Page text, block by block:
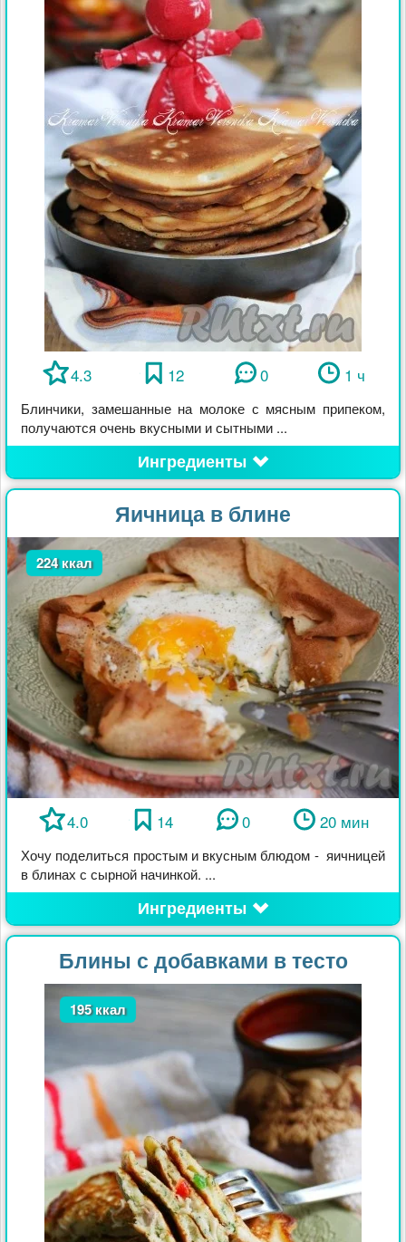
4.3 12 0 1 ч
Блинчики, замешанные на молоке с мясным припеком,
получаются очень вкусными и сытными ...
Ингредиенты
Яичница в блине
224 ккал
4.0 14 0 20 мин
Хочу поделиться простым и вкусным блюдом - яичницей
в блинах с сырной начинкой. ...
Ингредиенты
Блины с добавками в тесто
195 ккал